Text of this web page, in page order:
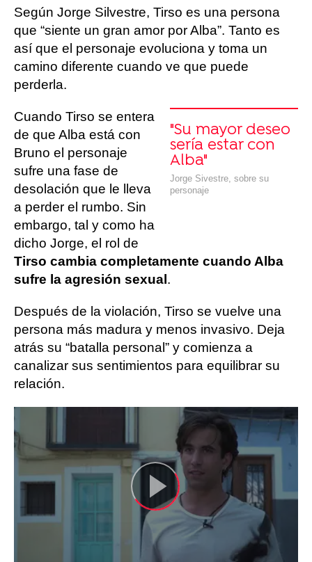
Según Jorge Silvestre, Tirso es una persona
que “siente un gran amor por Alba”. Tanto es
así que el personaje evoluciona y toma un
camino diferente cuando ve que puede
perderla.
"Su mayor deseo
sería estar con
Alba"
Jorge Sivestre, sobre su
personaje
Cuando Tirso se entera
de que Alba está con
Bruno el personaje
sufre una fase de
desolación que le lleva
a perder el rumbo. Sin
embargo, tal y como ha
dicho Jorge, el rol de
Tirso cambia completamente cuando Alba
sufre la agresión sexual .
Después de la violación, Tirso se vuelve una
persona más madura y menos invasivo. Deja
atrás su “batalla personal” y comienza a
canalizar sus sentimientos para equilibrar su
relación.